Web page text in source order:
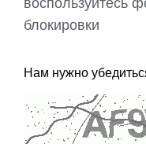
воспользуйтесь
блокировки
Нам нужно